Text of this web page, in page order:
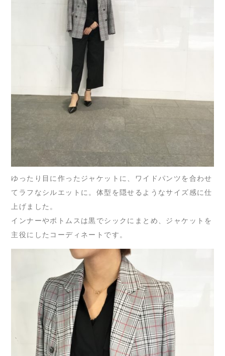
ゆったり目に作ったジャケットに、ワイドパンツを合わせ
てラフなシルエットに。体型を隠せるようなサイズ感に仕
上げました。
インナーやボトムスは黒でシックにまとめ、ジャケットを
主役にしたコーディネートです。